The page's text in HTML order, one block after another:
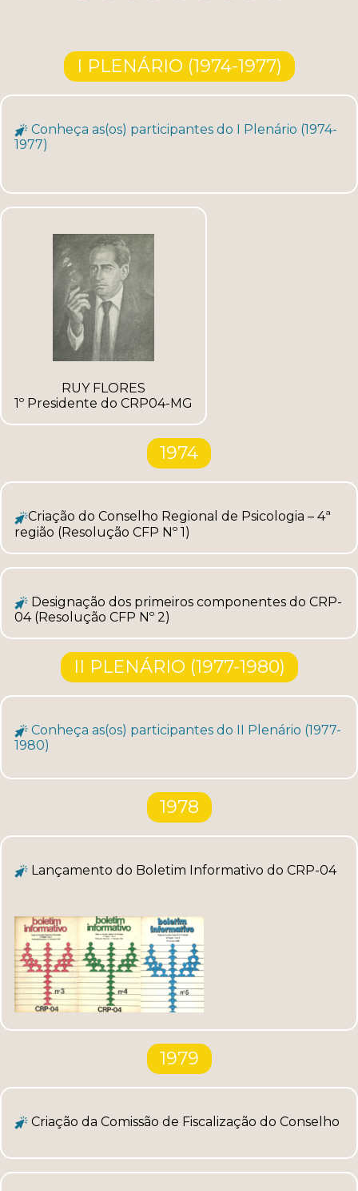
I PLENÁRIO (1974-1977)
Conheça as(os) participantes do I Plenário (1974-
1977)
RUY FLORES
1º Presidente do CRP04-MG
1974
Criação do Conselho Regional de Psicologia – 4ª
região (Resolução CFP Nº 1)
Designação dos primeiros componentes do CRP-
04 (Resolução CFP Nº 2)
II PLENÁRIO (1977-1980)
Conheça as(os) participantes do II Plenário (1977-
1980)
1978
Lançamento do Boletim Informativo do CRP-04
1979
Criação da Comissão de Fiscalização do Conselho